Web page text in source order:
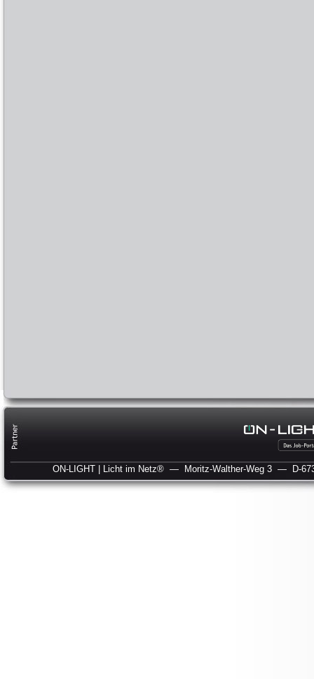
ON-LIGHT | Licht im Netz® — Moritz-Walther-Weg 3 — D-